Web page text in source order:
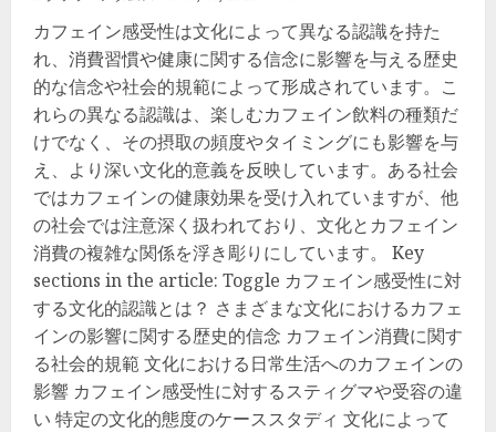
カフェイン感受性は文化によって異なる認識を持た
れ、消費習慣や健康に関する信念に影響を与える歴史
的な信念や社会的規範によって形成されています。こ
れらの異なる認識は、楽しむカフェイン飲料の種類だ
けでなく、その摂取の頻度やタイミングにも影響を与
え、より深い文化的意義を反映しています。ある社会
ではカフェインの健康効果を受け入れていますが、他
の社会では注意深く扱われており、文化とカフェイン
消費の複雑な関係を浮き彫りにしています。 Key
sections in the article: Toggle カフェイン感受性に対
する文化的認識とは？ さまざまな文化におけるカフェ
インの影響に関する歴史的信念 カフェイン消費に関す
る社会的規範 文化における日常生活へのカフェインの
影響 カフェイン感受性に対するスティグマや受容の違
い 特定の文化的態度のケーススタディ 文化によって